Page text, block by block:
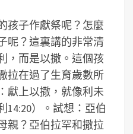
孩子作獻祭呢？怎麼
呢？這裏講的非常清
，而是以撒。這個孩
拉在過了生育歲數所
獻上以撒，就像利未
14:20）。試想：亞伯
親？亞伯拉罕和撒拉